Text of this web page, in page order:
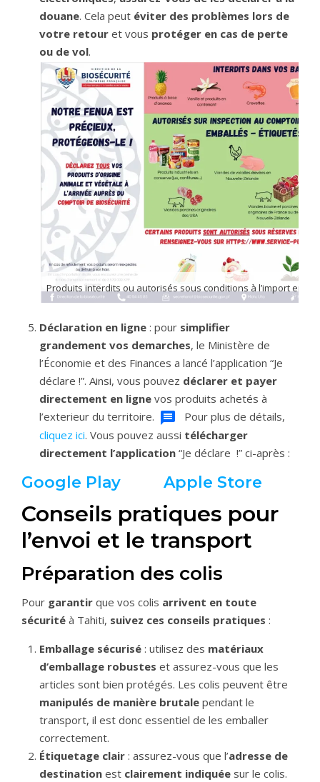
douane. Cela peut éviter des problèmes lors de
votre retour et vous protéger en cas de perte
ou de vol.
Déclaration en ligne : pour simplifier
grandement vos demarches, le Ministère de
l’Économie et des Finances a lancé l’application “Je
déclare !”. Ainsi, vous pouvez déclarer et payer
directement en ligne vos produits achetés à
l’exterieur du territoire.
Pour plus de détails,
cliquez ici. Vous pouvez aussi télécharger
directement l’application “Je déclare !” ci-après :
Google Play Apple Store
Conseils pratiques pour
l’envoi et le transport
Préparation des colis
Pour garantir que vos colis arrivent en toute
sécurité à Tahiti, suivez ces conseils pratiques :
Emballage sécurisé : utilisez des matériaux
d’emballage robustes et assurez-vous que les
articles sont bien protégés. Les colis peuvent être
manipulés de manière brutale pendant le
transport, il est donc essentiel de les emballer
correctement.
Étiquetage clair : assurez-vous que l’adresse de
destination est clairement indiquée sur le colis.